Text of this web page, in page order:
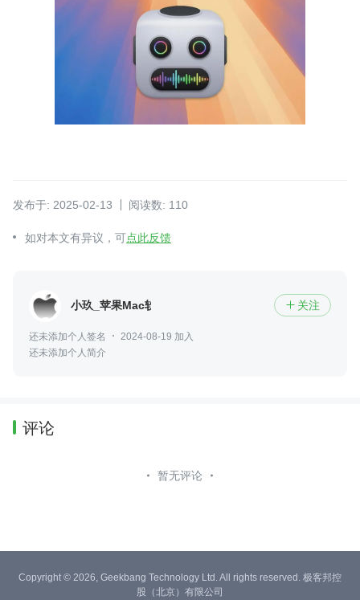
发布于: 2025-02-13 阅读数: 110
如对本文有异议，可点此反馈
小玖_苹果Mac软件  关注
还未添加个人签名
2024-08-19 加入
还未添加个人简介
评论
暂无评论
Copyright © 2026, Geekbang Technology Ltd. All rights reserved. 极客邦控
股（北京）有限公司